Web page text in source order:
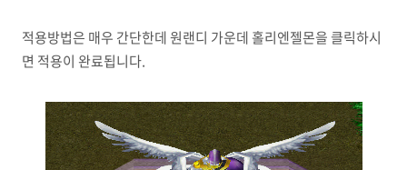
적용방법은 매우 간단한데 원랜디 가운데 홀리엔젤몬을 클릭하시
면 적용이 완료됩니다.